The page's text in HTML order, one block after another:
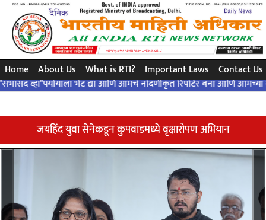
સરળ પ્રશ્ન..એક ચોક્કસ જવાબ ... બંધારણ દ્વારા ..!
Home About Us What is RTI? Important Laws
Contact Us
भेट द्या आणि आमचे नोंदणीकृत रिपोर्टर बना आणि आमच्या कार्यात
जयहिंद युवा सेनेकडून कुपवाडमध्ये वृक्षारोपण अभियान